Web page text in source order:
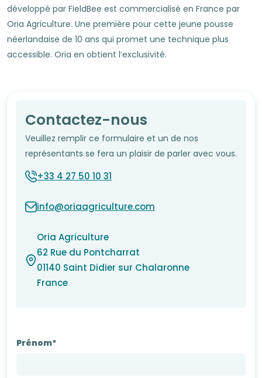
développé par FieldBee est commercialisé en France par
Oria Agriculture. Une première pour cette jeune pousse
néerlandaise de 10 ans qui promet une technique plus
accessible. Oria en obtient l’exclusivité.
Contactez-nous
Veuillez remplir ce formulaire et un de nos
représentants se fera un plaisir de parler avec vous.
+33 4 27 50 10 31
info@oriaagriculture.com
Oria Agriculture
62 Rue du Pontcharrat
01140 Saint Didier sur Chalaronne
France
Prénom*